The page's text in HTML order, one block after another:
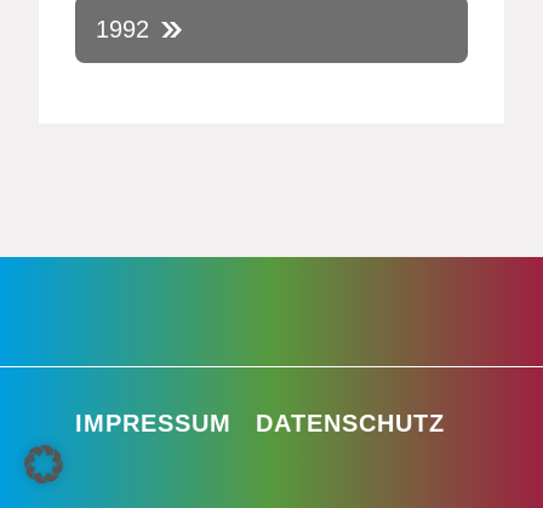
1992
IMPRESSUM DATENSCHUTZ